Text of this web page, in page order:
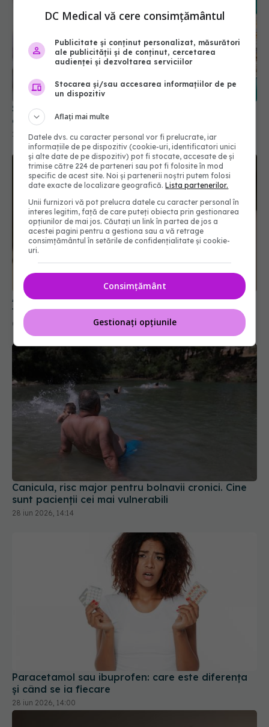
Spitalele și serviciile de ambulanță pot începe
angajările. Guvernul a dat undă verde
28 iul 2026, 20:50
tumori și boala a ajuns la oase
04 aug 2026, 11:27
Canicula, risc major pentru bolnavii cronici. Cine
sunt pacienții cei mai vulnerabili
28 iun 2026, 14:14
Paracetamol sau ibuprofen: care este diferența
și când se ia fiecare
28 iun 2026, 14:00
DC Medical vă cere consimțământul
Publicitate și conținut personalizat, măsurători
ale publicității și de conținut, cercetarea
audienței și dezvoltarea serviciilor
Stocarea și/sau accesarea informațiilor de pe
un dispozitiv
Aflați mai multe
Datele dvs. cu caracter personal vor fi prelucrate, iar
informațiile de pe dispozitiv (cookie-uri, identificatori unici
și alte date de pe dispozitiv) pot fi stocate, accesate de și
trimise către 224 de parteneri sau pot fi folosite în mod
specific de acest site. Noi și partenerii noștri putem folosi
date exacte de localizare geografică.Lista partenerilor.
Unii furnizori vă pot prelucra datele cu caracter personal în
interes legitim, față de care puteți obiecta prin gestionarea
opțiunilor de mai jos. Căutați un link în partea de jos a
acestei pagini pentru a gestiona sau a vă retrage
consimțământul în setările de confidențialitate și cookie-
uri.
Consimțământ
Gestionați opțiunile